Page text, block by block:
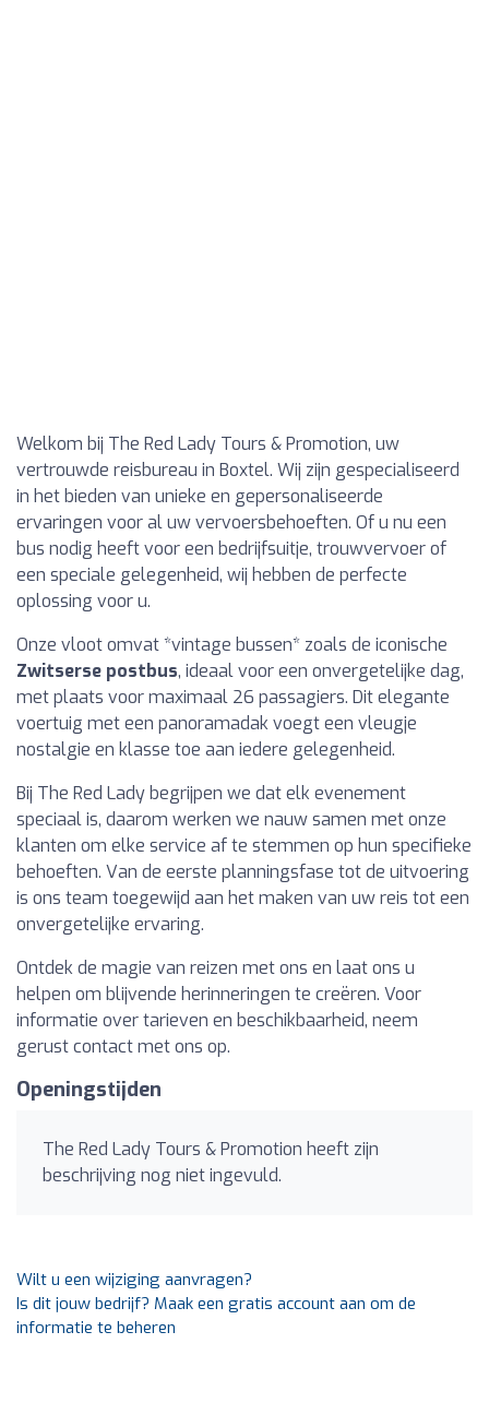
Welkom bij The Red Lady Tours & Promotion, uw
vertrouwde reisbureau in Boxtel. Wij zijn gespecialiseerd
in het bieden van unieke en gepersonaliseerde
ervaringen voor al uw vervoersbehoeften. Of u nu een
bus nodig heeft voor een bedrijfsuitje, trouwvervoer of
een speciale gelegenheid, wij hebben de perfecte
oplossing voor u.
Onze vloot omvat *vintage bussen* zoals de iconische
Zwitserse postbus, ideaal voor een onvergetelijke dag,
met plaats voor maximaal 26 passagiers. Dit elegante
voertuig met een panoramadak voegt een vleugje
nostalgie en klasse toe aan iedere gelegenheid.
Bij The Red Lady begrijpen we dat elk evenement
speciaal is, daarom werken we nauw samen met onze
klanten om elke service af te stemmen op hun specifieke
behoeften. Van de eerste planningsfase tot de uitvoering
is ons team toegewijd aan het maken van uw reis tot een
onvergetelijke ervaring.
Ontdek de magie van reizen met ons en laat ons u
helpen om blijvende herinneringen te creëren. Voor
informatie over tarieven en beschikbaarheid, neem
gerust contact met ons op.
Openingstijden
The Red Lady Tours & Promotion heeft zijn
beschrijving nog niet ingevuld.
Wilt u een wijziging aanvragen?
Is dit jouw bedrijf? Maak een gratis account aan om de
informatie te beheren